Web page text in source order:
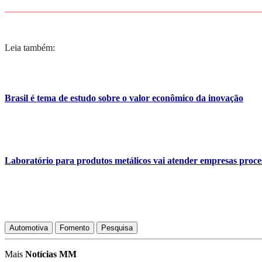
Leia também:
Brasil é tema de estudo sobre o valor econômico da inovação
Laboratório para produtos metálicos vai atender empresas
Automotiva Fomento Pesquisa
Mais Notícias MM